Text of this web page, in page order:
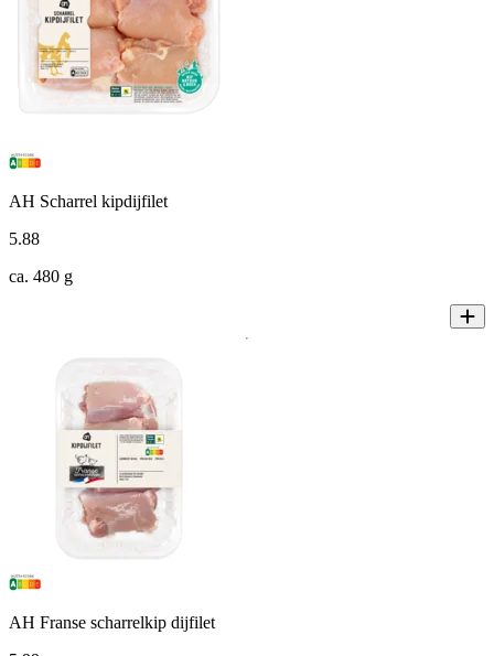
AH Scharrel kipdijfilet
5.88
ca. 480 g
AH Franse scharrelkip dijfilet